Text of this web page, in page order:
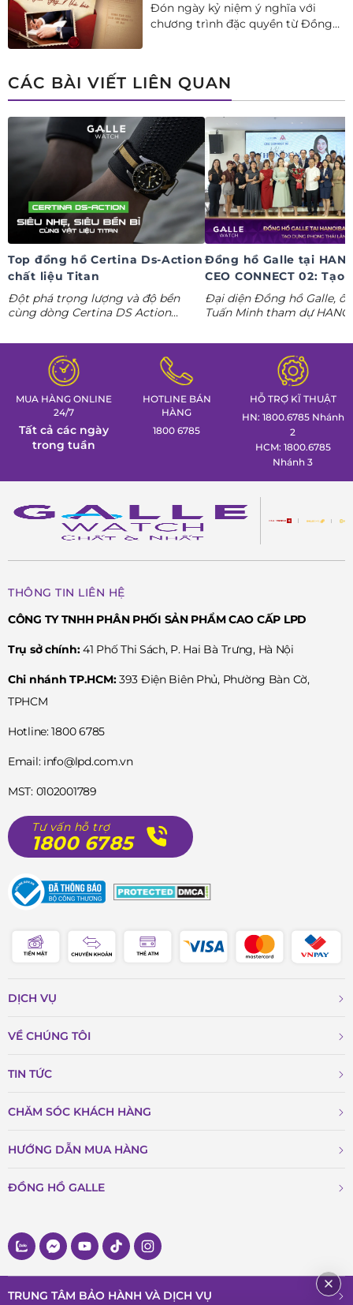
Đón ngày kỷ niệm ý nghĩa với
chương trình đặc quyền từ Đồng
CÁC BÀI VIẾT LIÊN QUAN
Top đồng hồ Certina Ds-Action
chất liệu Titan
Đột phá trọng lượng và độ bền
cùng dòng Certina DS Action
tác thể thao cá tính nhất trong
Tuần lễ đồng hồ Thụy Sỹ cùng
Đồng hồ Galle!
Đồng hồ Galle tại
CEO CONNECT 02: Tạo
phong thái lãnh đạo kỷ
nguyên AI
Đại diện Đồng hồ Galle,
Tuấn Minh tham dự
gian trưng bày đồng hồ
định hình phong thái lãnh
MUA HÀNG ONLINE
24/7
Tất cả các ngày
trong tuần
HOTLINE BÁN
HÀNG
1800 6785
HỖ TRỢ KĨ THUẬT
HN: 1800.6785 Nhánh
2
HCM: 1800.6785
Nhánh 3
THÔNG TIN LIÊN HỆ
CÔNG TY TNHH PHÂN PHỐI SẢN PHẨM CAO CẤP LPD
Trụ sở chính:41 Phố Thi Sách, P. Hai Bà Trưng, Hà Nội
Chi nhánh TP.HCM:393 Điện Biên Phủ, Phường Bàn Cờ,
TPHCM
Hotline: 1800 6785
Email: info@lpd.com.vn
MST: 0102001789
Tư vấn hỗ trợ
1800 6785
DỊCH VỤ
VỀ CHÚNG TÔI
TIN TỨC
CHĂM SÓC KHÁCH HÀNG
HƯỚNG DẪN MUA HÀNG
ĐỒNG HỒ GALLE
TRUNG TÂM BẢO HÀNH VÀ DỊCH VỤ